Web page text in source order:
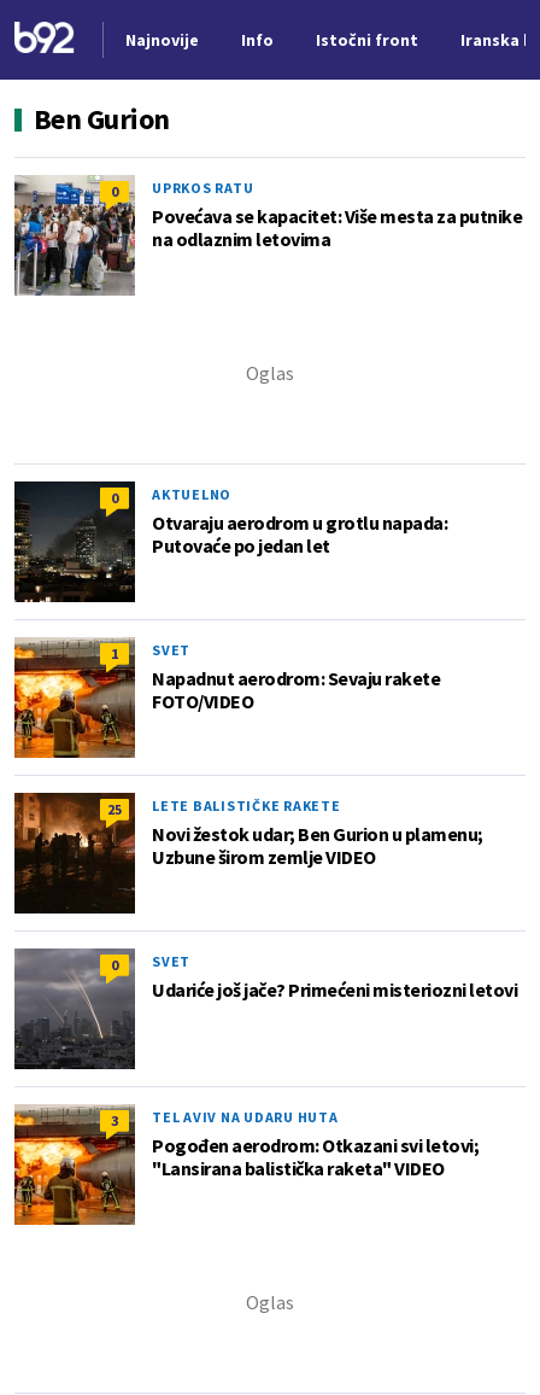
Najnovije Info Istočni front Iranska
Ben Gurion
0 UPRKOS RATU
Povećava se kapacitet: Više mesta za putnike
na odlaznim letovima
0 AKTUELNO
Otvaraju aerodrom u grotlu napada:
Putovaće po jedan let
1 SVET
Napadnut aerodrom: Sevaju rakete
FOTO/VIDEO
25 LETE BALISTIČKE RAKETE
Novi žestok udar; Ben Gurion u plamenu;
Uzbune širom zemlje VIDEO
0 SVET
Udariće još jače? Primećeni misteriozni letovi
3 TEL AVIV NA UDARU HUTA
Pogođen aerodrom: Otkazani svi letovi;
"Lansirana balistička raketa" VIDEO